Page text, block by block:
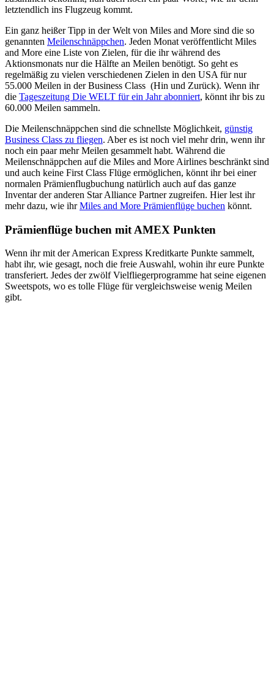
letztendlich ins Flugzeug kommt.
Ein ganz heißer Tipp in der Welt von Miles and More sind die so
genannten Meilenschnäppchen. Jeden Monat veröffentlicht Miles
and More eine Liste von Zielen, für die ihr während des
Aktionsmonats nur die Hälfte an Meilen benötigt. So geht es
regelmäßig zu vielen verschiedenen Zielen in den USA für nur
55.000 Meilen in der Business Class (Hin und Zurück). Wenn ihr
die Tageszeitung Die WELT für ein Jahr abonniert, könnt ihr bis zu
60.000 Meilen sammeln.
Die Meilenschnäppchen sind die schnellste Möglichkeit, günstig
Business Class zu fliegen. Aber es ist noch viel mehr drin, wenn ihr
noch ein paar mehr Meilen gesammelt habt. Während die
Meilenschnäppchen auf die Miles and More Airlines beschränkt sind
und auch keine First Class Flüge ermöglichen, könnt ihr bei einer
normalen Prämienflugbuchung natürlich auch auf das ganze
Inventar der anderen Star Alliance Partner zugreifen. Hier lest ihr
mehr dazu, wie ihrMiles and More Prämienflüge buchen könnt.
Prämienflüge buchen mit AMEX Punkten
Wenn ihr mit der American Express Kreditkarte Punkte sammelt,
habt ihr, wie gesagt, noch die freie Auswahl, wohin ihr eure Punkte
transferiert. Jedes der zwölf Vielfliegerprogramme hat seine eigenen
Sweetspots, wo es tolle Flüge für vergleichsweise wenig Meilen
gibt.